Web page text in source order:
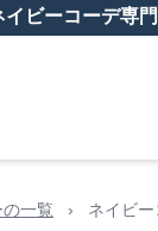
イビーコーデ専
一覧 › ネイビ